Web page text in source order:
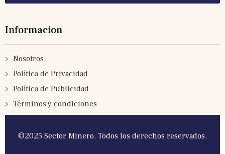
Informacion
Nosotros
Política de Privacidad
Política de Publicidad
Términos y condiciones
©2025 Sector Minero. Todos los derechos reservados.